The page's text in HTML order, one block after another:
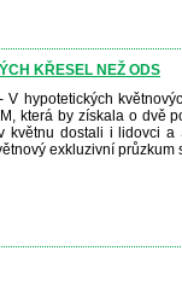
KŘESEL NEŽ ODS
V hypotetických
která by získala o dvě
květnu dostali i lidovci
exkluzivní průzkum